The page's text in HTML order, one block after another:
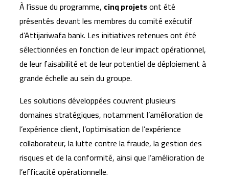
À l’issue du programme, cinq projetsont été
présentés devant les membres du comité exécutif
d’Attijariwafa bank. Les initiatives retenues ont été
sélectionnées en fonction de leur impact opérationnel,
de leur faisabilité et de leur potentiel de déploiement à
grande échelle au sein du groupe.
Les solutions développées couvrent plusieurs
domaines stratégiques, notamment l’amélioration de
l’expérience client, l’optimisation de l’expérience
collaborateur, la lutte contre la fraude, la gestion des
risques et de la conformité, ainsi que l’amélioration de
l’efficacité opérationnelle.